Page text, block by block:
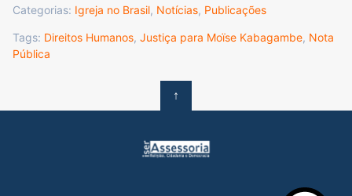
Categorias: Igreja no Brasil, Notícias, Publicações
Tags: Direitos Humanos, Justiça para Moïse Kabagambe, Nota
Pública
↑